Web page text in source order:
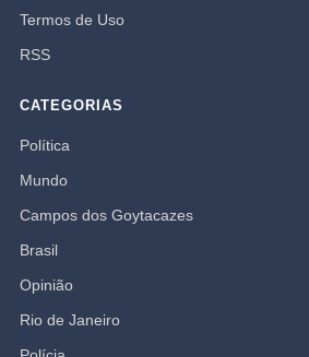
Termos de Uso
RSS
CATEGORIAS
Política
Mundo
Campos dos Goytacazes
Brasil
Opinião
Rio de Janeiro